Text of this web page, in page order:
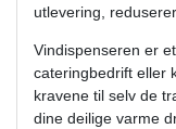
utlevering,
Vindispenseren er
cateringbedrift eller
kravene til selv de
dine deilige varme